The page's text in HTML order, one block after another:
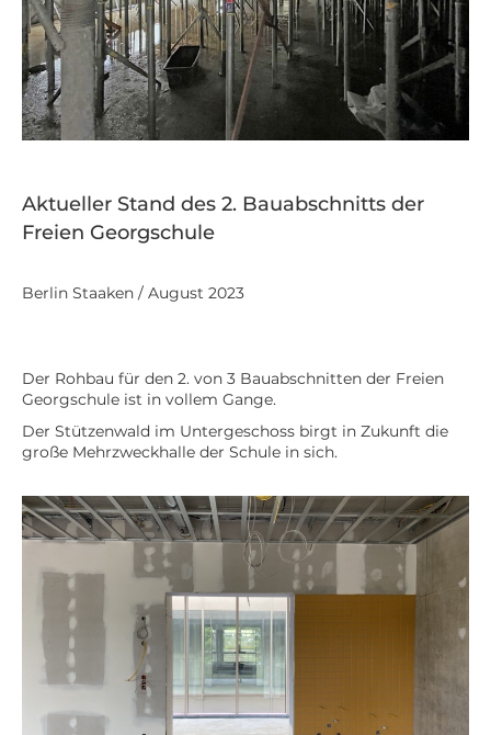
Aktueller Stand des 2. Bauabschnitts der
Freien Georgschule
Berlin Staaken / August 2023
Der Rohbau für den 2. von 3 Bauabschnitten der Freien
Georgschule ist in vollem Gange.
Der Stützenwald im Untergeschoss birgt in Zukunft die
große Mehrzweckhalle der Schule in sich.